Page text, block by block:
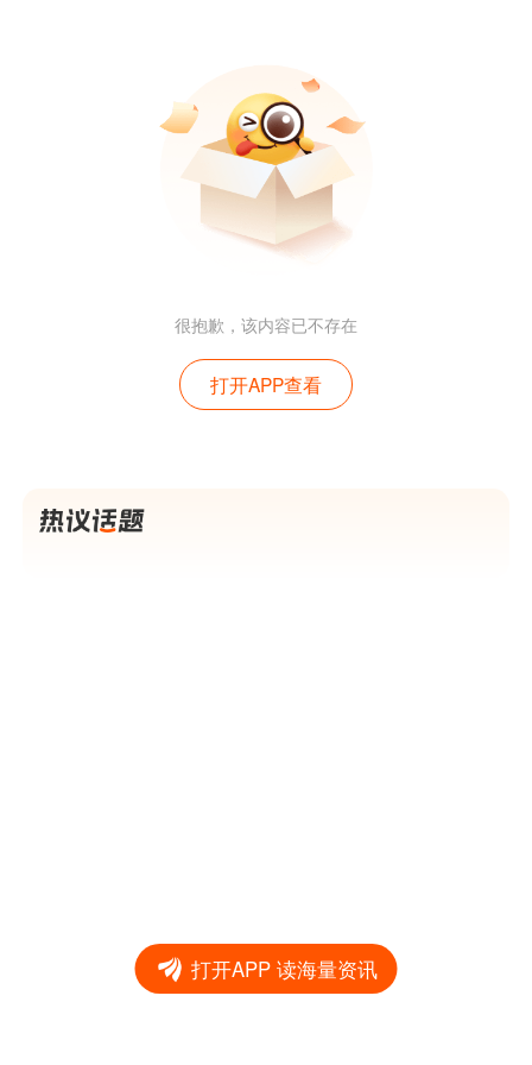
很抱歉，该内容已不存在
打开APP查看
打开APP 读海量资讯